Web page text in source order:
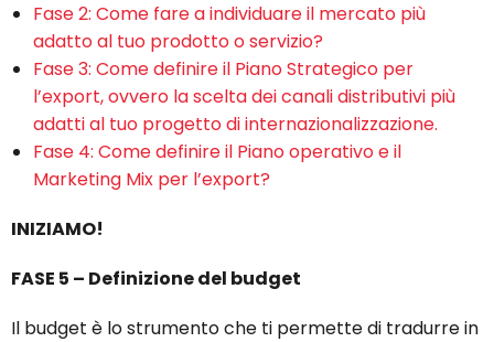
Fase 2: Come fare a individuare il mercato più
adatto al tuo prodotto o servizio?
Fase 3: Come definire il Piano Strategico per
l’export, ovvero la scelta dei canali distributivi più
adatti al tuo progetto di internazionalizzazione.
Fase 4: Come definire il Piano operativo e il
Marketing Mix per l’export?
INIZIAMO!
FASE 5 – Definizione del budget
Il budget è lo strumento che ti permette di tradurre in